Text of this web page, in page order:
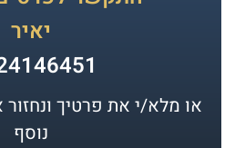
יאיר
או מלא/י את פרטיך
נוסף